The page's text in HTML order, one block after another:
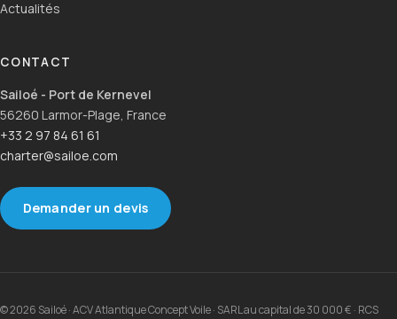
Actualités
CONTACT
Sailoé - Port de Kernevel
56260 Larmor-Plage, France
+33 2 97 84 61 61
charter@sailoe.com
Demander un devis
© 2026 Sailoé · ACV Atlantique Concept Voile · SARL au capital de 30 000 € · RCS